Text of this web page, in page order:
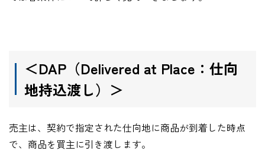
＜DAP （Delivered at Place ：仕向
地持込渡し）＞
売主は、契約で指定された仕向地に商品が到着した時点
で、商品を買主に引き渡します。